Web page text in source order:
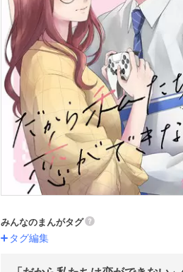
みんなのまんがタグ
タグ編集